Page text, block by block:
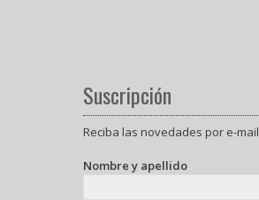
Suscripción
Reciba las novedades por e-mail
Nombre y apellido